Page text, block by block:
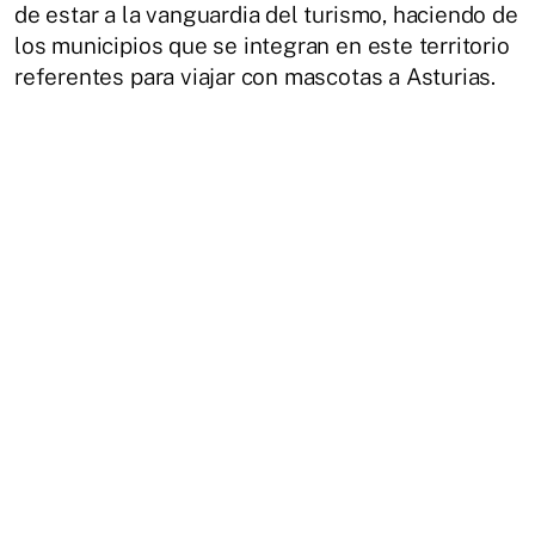
de estar a la vanguardia del turismo, haciendo de
los municipios que se integran en este territorio
referentes para viajar con mascotas a Asturias.